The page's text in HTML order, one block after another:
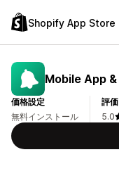
Shopify App Store
Mobile App
価格設定
無料インストール
評価
5.0